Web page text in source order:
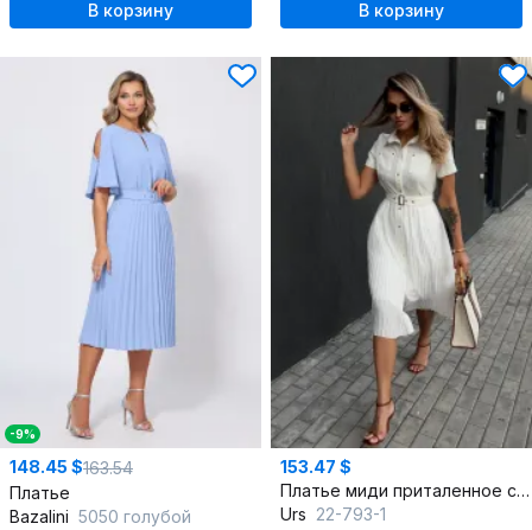
В корзину В корзину
-9%
148.45 $163.54
Платье
Bazalini 5050 голубой
153.47 $
Платье миди приталенное с поясом и плиссированной юбкой
Urs 22-793-1